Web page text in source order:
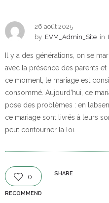
26 août 2025
by EVM_Admin_Site in
Il y a des générations, on se
avec la présence des parents
ce moment, le mariage est
consommé. Aujourd’hui, ce
pose des problèmes : en
ce mariage sont livrés à leurs
peut contourner la loi.
0
RECOMMEND
SHARE